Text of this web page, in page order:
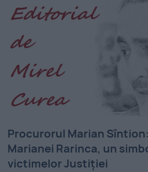
Procurorul Marian
Marianei Rarinca, un
victimelor Justiției